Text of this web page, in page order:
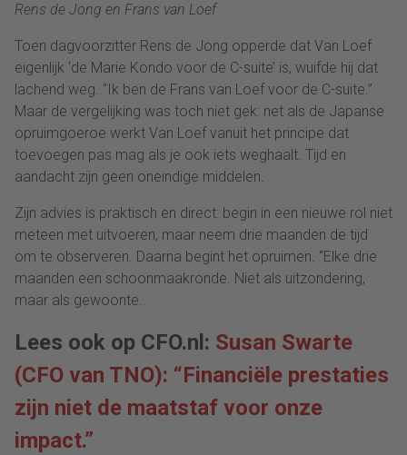
Rens de Jong en Frans van Loef
Toen dagvoorzitter Rens de Jong opperde dat Van Loef
eigenlijk ‘de Marie Kondo voor de C-suite’ is, wuifde hij dat
lachend weg. “Ik ben de Frans van Loef voor de C-suite.”
Maar de vergelijking was toch niet gek: net als de Japanse
opruimgoeroe werkt Van Loef vanuit het principe dat
toevoegen pas mag als je ook iets weghaalt. Tijd en
aandacht zijn geen oneindige middelen.
Zijn advies is praktisch en direct: begin in een nieuwe rol niet
meteen met uitvoeren, maar neem drie maanden de tijd
om te observeren. Daarna begint het opruimen. “Elke drie
maanden een schoonmaakronde. Niet als uitzondering,
maar als gewoonte.
Lees ook op CFO.nl: Susan Swarte
(CFO van TNO): “Financiële prestaties
zijn niet de maatstaf voor onze
impact.”